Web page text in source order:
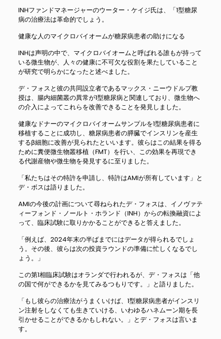
INHファンドマネージャーのウーター・ケイジ氏は、「1型糖尿
病の治療法は革命的でしょう。
健康な人のマイクロバイオームが糖尿病患者の助けになる
INHは声明の中で、マイクロバイオームと呼ばれる誰もが持って
いる微生物が、人々の健康に不可欠な役割を果たしていること
が研究で明らかになったと述べました。
デ・フォスと彼の共同設立者であるマックス・ニーウドルプ教
授は、腸内細菌叢の異常が1型糖尿病と関連しており、微生物へ
の介入によってこれらを改善できることを発見しました。
健康なドナーのマイクロバイオームサンプルを1型糖尿病患者に
移植することに成功し、糖尿病患者の膵臓でインスリンを産生
するβ細胞に改善が見られたといいます。彼らはこの結果を得る
ために糞便微生物叢移植（FMT）を行い、この効果を再現でき
る代謝産物や微生物を発見するに至りました。
「私たちはその特許を申請し、特許はAMIが所有しています」と
デ・ボスは語りました。
AMIの今後の計画について尋ねられたデ・フォスは、イノヴァテ
ィーフォンド・ノールト・ホランド（INH）からの転換融資によ
って、臨床試験に取りかかることができると答えました。
「例えば、2024年末の半ばまでにはデータが得られるでしょ
う。その後、彼らは次の投資ラウンドの準備に忙しくなるでし
ょう。」
この第1相臨床試験はオランダで行われるが、デ・フォスは「他
の国で何ができるかを見てみるつもりです。」と語りました。
「もし彼らの治療法がうまくいけば、1型糖尿病患者がインスリ
ン注射をしなくても生きていける、いわゆるハネムーン期を長
引かせることができるかもしれない。」とデ・フォスは言いま
す。